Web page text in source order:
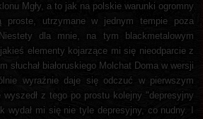
Mgły, a to jak na polskie warunki ogromny
proste, utrzymane w jednym tempie poza
dla mnie, na tym blackmetalowym
elementy kojarzące mi się nieodparcie z
słuchał białoruskiego Molchat Doma w wersji
wyraźnie daje się odczuć w pierwszym
wyszedł z tego po prostu kolejny "depresyjny
wydał mi się nie tyle depresyjny, co nudny. I